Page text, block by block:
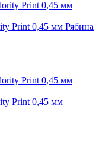
Print 0,45 мм Рябина
Print 0,45 мм